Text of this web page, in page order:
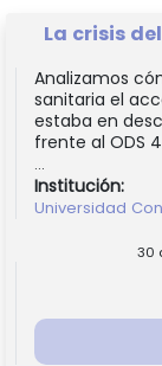
La crisis
Analizamos
sanitaria el
estaba en
frente al ODS
...
Institución:
Universidad
30